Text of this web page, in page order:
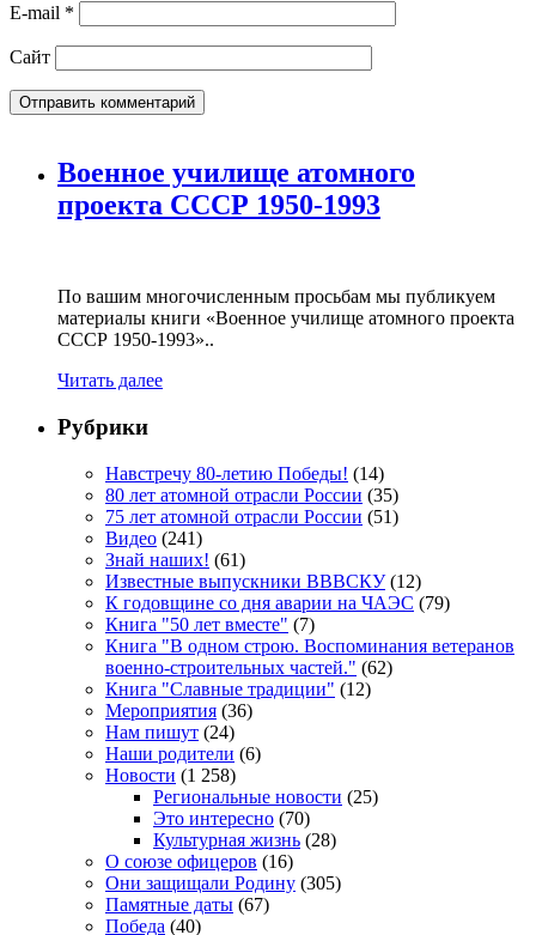
E-mail *
Сайт
Военное училище атомного
проекта СССР 1950-1993
По вашим многочисленным просьбам мы публикуем
материалы книги «Военное училище атомного проекта
СССР 1950-1993»..
Читать далее
Рубрики
Навстречу 80-летию Победы! (14)
80 лет атомной отрасли России (35)
75 лет атомной отрасли России (51)
Видео (241)
Знай наших! (61)
Известные выпускники ВВВСКУ(12)
К годовщине со дня аварии на ЧАЭС (79)
Книга "50 лет вместе" (7)
Книга "В одном строю. Воспоминания ветеранов
военно-строительных частей." (62)
Книга "Славные традиции" (12)
Мероприятия (36)
Нам пишут (24)
Наши родители (6)
Новости (1 258)
Региональные новости (25)
Это интересно (70)
Культурная жизнь (28)
О союзе офицеров (16)
Они защищали Родину (305)
Памятные даты (67)
Победа (40)